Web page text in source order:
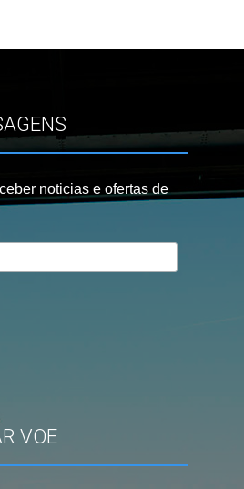
noticias e ofertas de
VOE